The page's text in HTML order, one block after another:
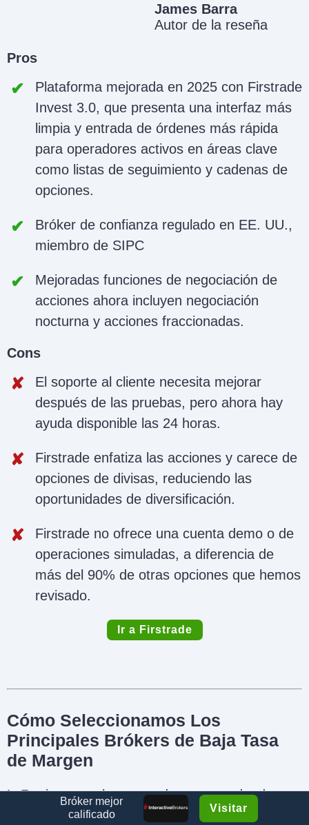
James Barra
Autor de la reseña
Pros
Plataforma mejorada en 2025 con Firstrade
Invest 3.0, que presenta una interfaz más
limpia y entrada de órdenes más rápida
para operadores activos en áreas clave
como listas de seguimiento y cadenas de
opciones.
Bróker de confianza regulado en EE. UU.,
miembro de SIPC
Mejoradas funciones de negociación de
acciones ahora incluyen negociación
nocturna y acciones fraccionadas.
Cons
El soporte al cliente necesita mejorar
después de las pruebas, pero ahora hay
ayuda disponible las 24 horas.
Firstrade enfatiza las acciones y carece de
opciones de divisas, reduciendo las
oportunidades de diversificación.
Firstrade no ofrece una cuenta demo o de
operaciones simuladas, a diferencia de
más del 90% de otras opciones que hemos
revisado.
Ir a Firstrade
Bróker mejor
calificado
Visitar
Cómo Seleccionamos Los
Principales Brókers de Baja Tasa
de Margen
Registramos las tasas de margen, donde
están disponibles, para los brókers en